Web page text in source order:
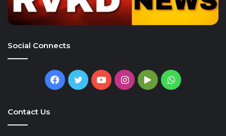
Social Connects
Facebook
TwitterYouTubeInstagram
GoogleWhatsApp
Contact Us